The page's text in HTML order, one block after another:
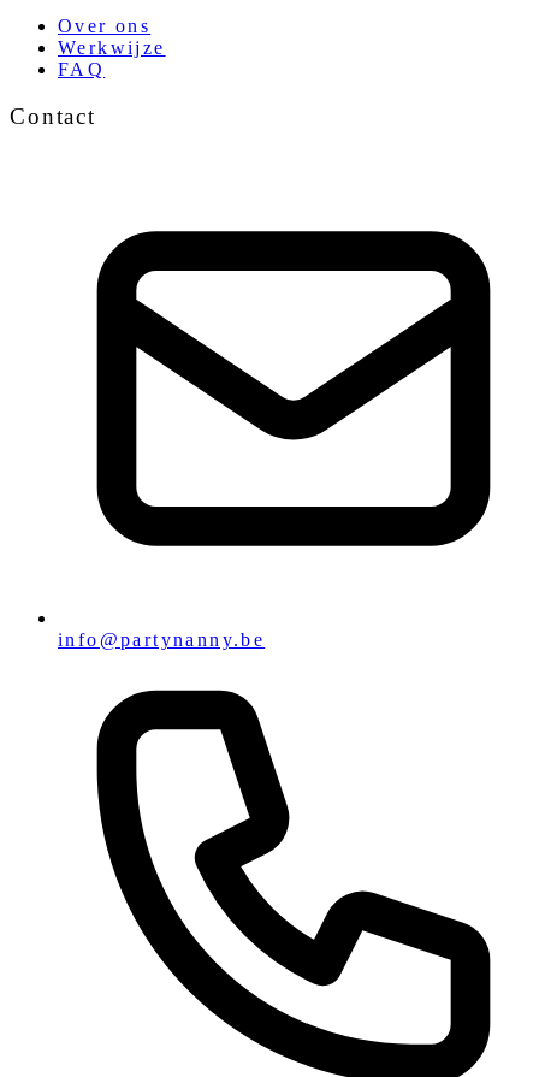
Over ons
Werkwijze
FAQ
Contact
info@partynanny.be